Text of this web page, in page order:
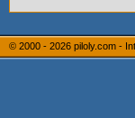
© 2000 - 2026 piloly.com -